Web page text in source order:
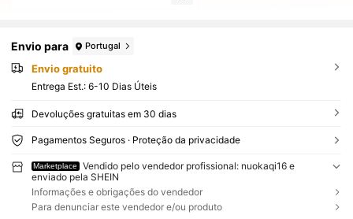
Envio para Portugal
Envio gratuito
Entrega Est.: 6-10 Dias Úteis
Devoluções gratuitas em 30 dias
Pagamentos Seguros · Proteção da privacidade
Marketplace
Vendido pelo vendedor profissional: nuokaqi16 e
enviado pela SHEIN
Informações e obrigações do vendedor
Para denunciar este vendedor e/ou produto